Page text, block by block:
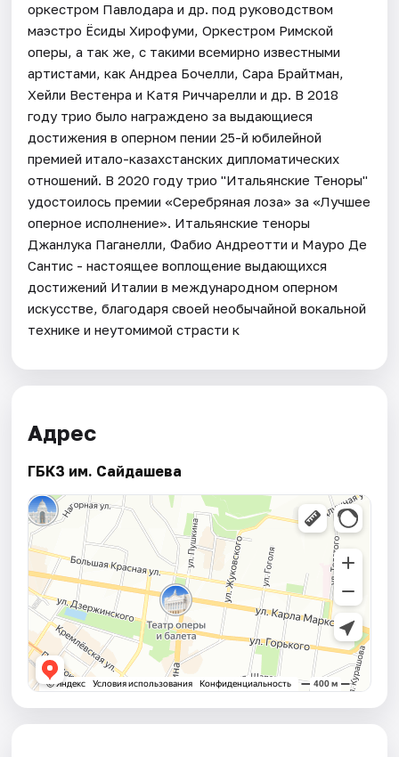
оркестром Павлодара и др. под руководством
маэстро Ёсиды Хирофуми, Оркестром Римской
оперы, а так же, с такими всемирно известными
артистами, как Андреа Бочелли, Сара Брайтман,
Хейли Вестенра и Катя Риччарелли и др. В 2018
году трио было награждено за выдающиеся
достижения в оперном пении 25-й юбилейной
премией итало-казахстанских дипломатических
отношений. В 2020 году трио "Итальянские Теноры"
удостоилось премии «Серебряная лоза» за «Лучшее
оперное исполнение». Итальянские теноры
Джанлука Паганелли, Фабио Андреотти и Мауро Де
Сантис - настоящее воплощение выдающихся
достижений Италии в международном оперном
искусстве, благодаря своей необычайной вокальной
технике и неутомимой страсти к
Адрес
ГБКЗ им. Сайдашева